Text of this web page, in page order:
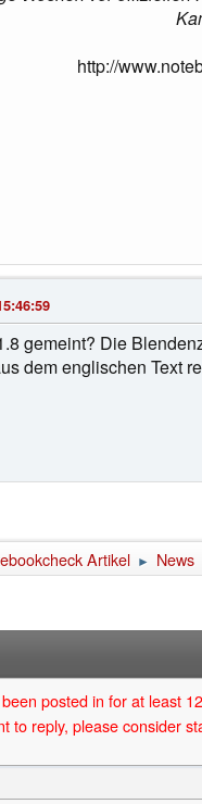
http://
gemeint? Die
dem englischen Text
Artikel ► News
posted in for at least
to reply, please consider